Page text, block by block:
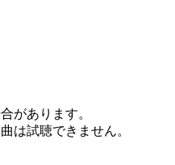
があります。
は試聴できません。